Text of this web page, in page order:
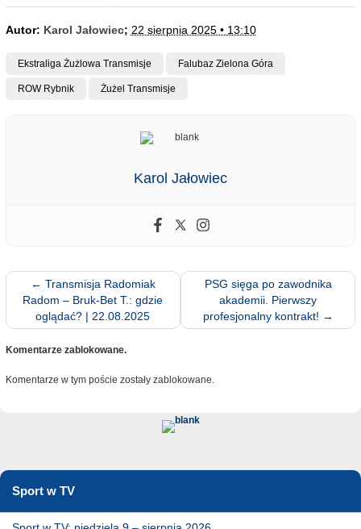
Autor: Karol Jałowiec; 22 sierpnia 2025 • 13:10
Ekstraliga Żużlowa Transmisje Falubaz Zielona Góra
ROW Rybnik Żużel Transmisje
Karol Jałowiec
← Transmisja Radomiak
Radom – Bruk-Bet T.: gdzie
oglądać? | 22.08.2025
PSG sięga po zawodnika
akademii. Pierwszy
profesjonalny kontrakt! →
Komentarze zablokowane.
Komentarze w tym poście zostały zablokowane.
Sport w TV